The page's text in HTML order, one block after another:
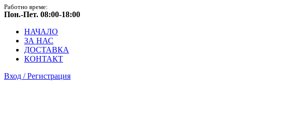
Работно време:
Пон.-Пет. 08:00-18:00
НАЧАЛО
ЗА НАС
ДОСТАВКА
КОНТАКТ
Вход / Регистрация